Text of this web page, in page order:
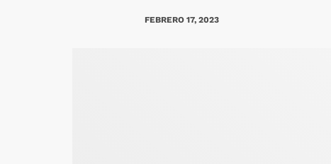
FEBRERO 17, 2023